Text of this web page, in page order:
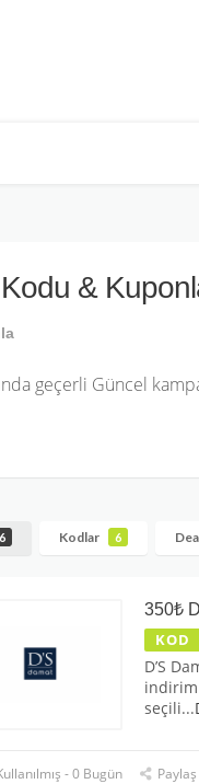
&
geçerli Güncel
6 Kodlar 6
350₺
KOD
D’S
indirim
seçili...
- 0 Bugün Paylaş